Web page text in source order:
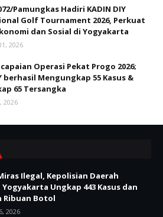
Pamungkas Hadiri KADIN DIY
Golf Tournament 2026, Perkuat
dan Sosial di Yogyakarta
2026
Operasi Pekat Progo 2026;
berhasil Mengungkap 55 Kasus &
65 Tersangka
2026
Ilegal, Kepolisian Daerah
Ungkap 443 Kasus dan
Ribuan Botol
2026